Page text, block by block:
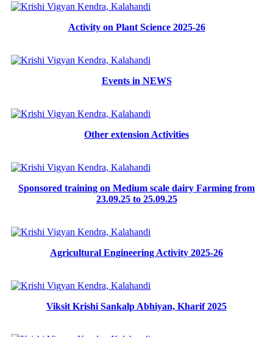
Activity on Plant Science 2025-26
Events in NEWS
Other extension Activities
Sponsored training on Medium scale dairy Farming from
23.09.25 to 25.09.25
Agricultural Engineering Activity 2025-26
Viksit Krishi Sankalp Abhiyan, Kharif 2025